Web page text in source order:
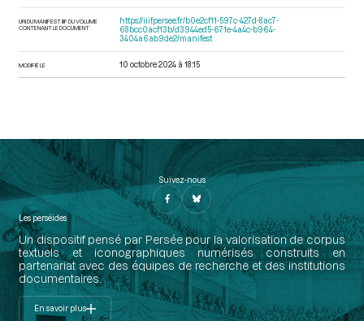
URI DU MANIFEST IIIF DU VOLUME
CONTENANT LE DOCUMENT
https://iiif.persee.fr/b0e2cf11-597c-427d-8ac7-
68bcc0acf13b/d3944ed5-671e-4a4c-b964-
3404a6ab9de2/manifest
MODIFIÉ LE 10 octobre 2024 à 18:15
Suivez-nous
Les perséides
Un dispositif pensé par Persée pour la valorisation de corpus
textuels et iconographiques numérisés construits en
partenariat avec des équipes de recherche et des institutions
documentaires.
En savoir plus